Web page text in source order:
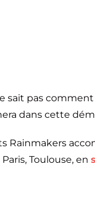
sait pas
dans cette
Rainmakers
Toulouse, en